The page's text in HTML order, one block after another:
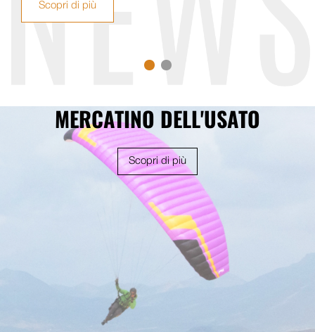
Scopri di più
MERCATINO DELL'USATO
Scopri di più